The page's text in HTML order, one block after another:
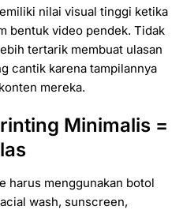
nilai visual tinggi ketika
bentuk video pendek. Tidak
tertarik membuat ulasan
cantik karena tampilannya
mereka.
Minimalis =
harus menggunakan botol
wash, sunscreen,